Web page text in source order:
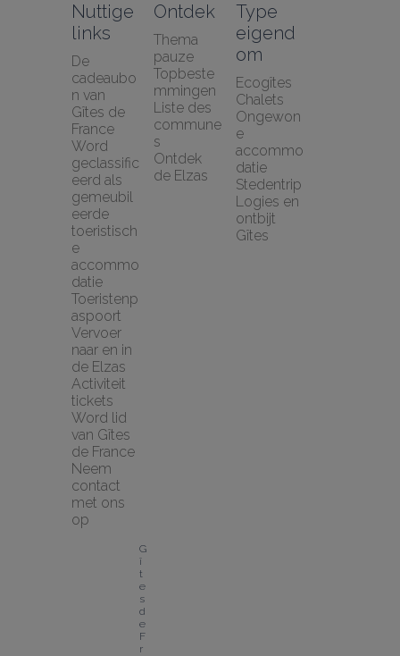
Nuttige
links
De
cadeaubo
n van
Gîtes de
France
Word
geclassific
eerd als
gemeubil
eerde
toeristisch
e
accommo
datie
Toeristenp
aspoort
Vervoer
naar en in
de Elzas
Activiteit
tickets
Word lid
van Gîtes
de France
Neem
contact
met ons
op
Ontdek
Thema
pauze
Topbeste
mmingen
Liste des
commune
s
Ontdek
de Elzas
Type
eigend
om
Ecogîtes
Chalets
Ongewon
e
accommo
datie
Stedentrip
Logies en
ontbijt
Gîtes
G
î
t
e
s
d
e
F
r